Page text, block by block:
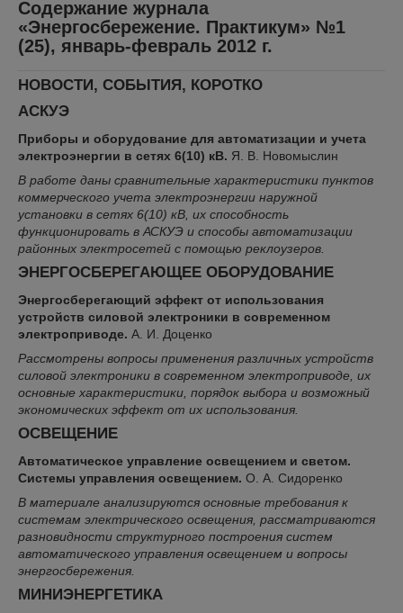
Содержание журнала
«Энергосбережение. Практикум» №1
(25), январь-февраль 2012 г.
НОВОСТИ, СОБЫТИЯ, КОРОТКО
АСКУЭ
Приборы и оборудование для автоматизации и учета
электроэнергии в сетях 6(10) кВ. Я. В. Новомыслин
В работе даны сравнительные характеристики пунктов
коммерческого учета электроэнергии наружной
установки в сетях 6(10) кВ, их способность
функционировать в АСКУЭ и способы автоматизации
районных электросетей с помощью реклоузеров.
ЭНЕРГОСБЕРЕГАЮЩЕЕ ОБОРУДОВАНИЕ
Энергосберегающий эффект от использования
устройств силовой электроники в современном
электроприводе. А. И. Доценко
Рассмотрены вопросы применения различных устройств
силовой электроники в современном электроприводе, их
основные характеристики, порядок выбора и возможный
экономических эффект от их использования.
ОСВЕЩЕНИЕ
Автоматическое управление освещением и светом.
Системы управления освещением. О. А. Сидоренко
В материале анализируются основные требования к
системам электрического освещения, рассматриваются
разновидности структурного построения систем
автоматического управления освещением и вопросы
энергосбережения.
МИНИЭНЕРГЕТИКА